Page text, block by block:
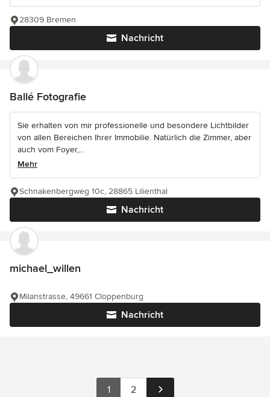
Nachricht
28309 Bremen
Ballé Fotografie
Sie erhalten von mir professionelle und besondere Lichtbilder
von allen Bereichen Ihrer Immobilie. Natürlich die Zimmer, aber
auch vom Foyer,...
Mehr
Nachricht
Schnakenbergweg 10c, 28865 Lilienthal
michael_willen
Nachricht
Milanstrasse, 49661 Cloppenburg
1 2